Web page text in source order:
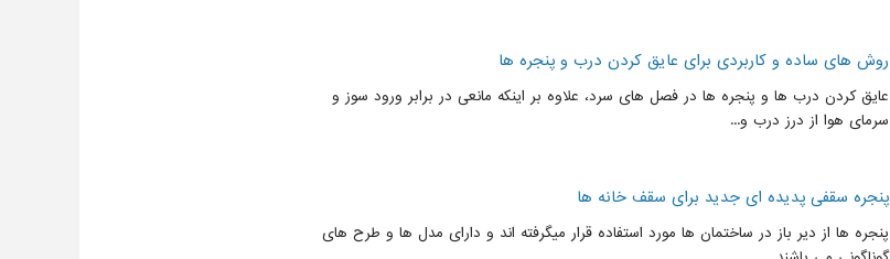
روش های ساده و کاربردی برای عایق کردن درب و پنجره ها
عایق کردن درب ها و پنجره ها در فصل های سرد، علاوه بر اینکه مانعی در برابر ورود سوز و
سرمای هوا از درز درب و...
پنجره سقفی پدیده ای جدید برای سقف خانه ها
پنجره ها از دیر باز در ساختمان ها مورد استفاده قرار میگرفته اند و دارای مدل ها و طرح های